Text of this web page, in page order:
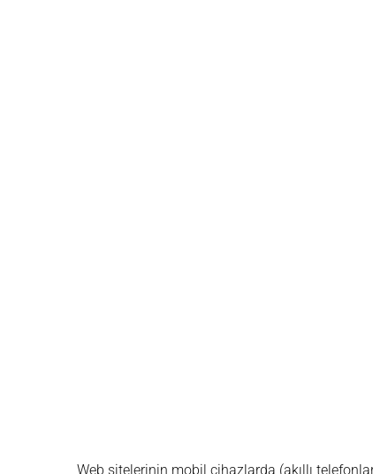
Web sitelerinin mobil cihazlarda (akıllı